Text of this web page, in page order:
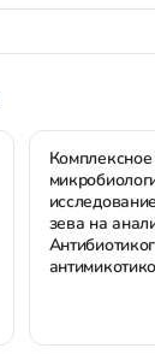
Комплексное
зева на